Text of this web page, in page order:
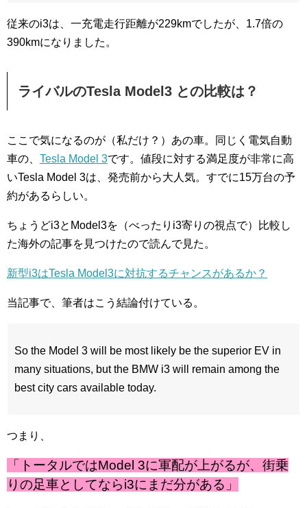
従来のi3は、一充電走行距離が229kmでしたが、1.7倍の
390kmになりました。
ライバルのTesla Model3 との比較は？
ここで気になるのが（私だけ？）あの車。同じく電気自動
車の、 Tesla Model 3です。値段に対する満足度が非常に高
いTesla Model 3は、発売前から大人気。すでに15万台の予
約があるらしい。
ちょうどi3とModel3を（べったりi3寄りの視点で）比較し
た海外の記事を見つけたので読んで見た。
新型i3はTesla Model3に対抗するチャンスがあるか？
当記事で、筆者はこう結論付けている。
So the Model 3 will be most likely be the superior EV in
many situations, but the BMW i3 will remain among the
best city cars available today.
つまり、
「トータルではModel 3に軍配が上がるが、街乗
りの足車としてならi3にまだ分がある」